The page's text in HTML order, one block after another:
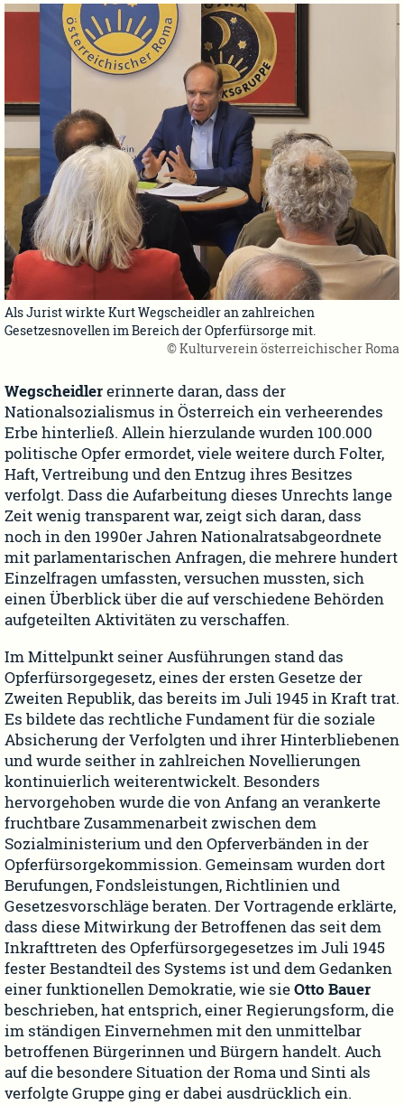
Als Jurist wirkte Kurt Wegscheidler an zahlreichen
Gesetzesnovellen im Bereich der Opferfürsorge mit.
© Kulturverein österreichischer Roma
Wegscheidlererinnerte daran, dass der
Nationalsozialismus in Österreich ein verheerendes
Erbe hinterließ. Allein hierzulande wurden 100.000
politische Opfer ermordet, viele weitere durch Folter,
Haft, Vertreibung und den Entzug ihres Besitzes
verfolgt. Dass die Aufarbeitung dieses Unrechts lange
Zeit wenig transparent war, zeigt sich daran, dass
noch in den 1990er Jahren Nationalratsabgeordnete
mit parlamentarischen Anfragen, die mehrere hundert
Einzelfragen umfassten, versuchen mussten, sich
einen Überblick über die auf verschiedene Behörden
aufgeteilten Aktivitäten zu verschaffen.
Im Mittelpunkt seiner Ausführungen stand das
Opferfürsorgegesetz, eines der ersten Gesetze der
Zweiten Republik, das bereits im Juli 1945 in Kraft trat.
Es bildete das rechtliche Fundament für die soziale
Absicherung der Verfolgten und ihrer Hinterbliebenen
und wurde seither in zahlreichen Novellierungen
kontinuierlich weiterentwickelt. Besonders
hervorgehoben wurde die von Anfang an verankerte
fruchtbare Zusammenarbeit zwischen dem
Sozialministerium und den Opferverbänden in der
Opferfürsorgekommission. Gemeinsam wurden dort
Berufungen, Fondsleistungen, Richtlinien und
Gesetzesvorschläge beraten. Der Vortragende erklärte,
dass diese Mitwirkung der Betroffenen das seit dem
Inkrafttreten des Opferfürsorgegesetzes im Juli 1945
fester Bestandteil des Systems ist und dem Gedanken
einer funktionellen Demokratie, wie sieOtto Bauer
beschrieben, hat entsprich, einer Regierungsform, die
im ständigen Einvernehmen mit den unmittelbar
betroffenen Bürgerinnen und Bürgern handelt. Auch
auf die besondere Situation der Roma und Sinti als
verfolgte Gruppe ging er dabei ausdrücklich ein.